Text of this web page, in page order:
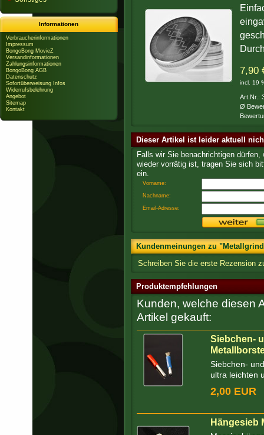
7,90
incl. 19
Art.Nr.:
Ø
Dieser Artikel ist leider aktuell
Falls wir Sie benachrichtigen dürfen,
wieder vorrätig ist, tragen Sie sich
ein.
Vorname:
Nachname:
Email-Adresse:
Kundenmeinungen zu
Schreiben Sie die erste Rezension
Produktempfehlungen
Kunden, welche diesen
Artikel gekauft:
Siebchen-
Siebchen-
ultra leichten
2,00 EUR
Hängesieb
Informationen
Verbraucherinformationen
Impressum
BongoBong MovieZ
Versandinformationen
Zahlungsinformationen
BongoBong AGB
Datenschutz
Sofortüberweisung Infos
Widerrufsbelehrung
Angebot
Sitemap
Kontakt